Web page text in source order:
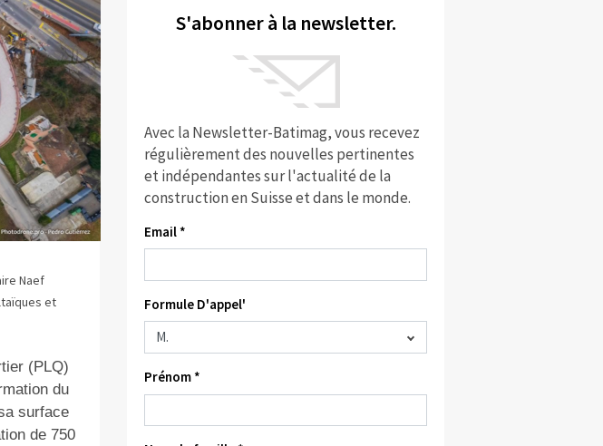
Naef
et
(PLQ)
du
surface
de 750
S'abonner à la newsletter.
Avec la Newsletter-Batimag, vous recevez
régulièrement des nouvelles pertinentes
et indépendantes sur l'actualité de la
construction en Suisse et dans le monde.
Email *
Formule D'appel'
Prénom *